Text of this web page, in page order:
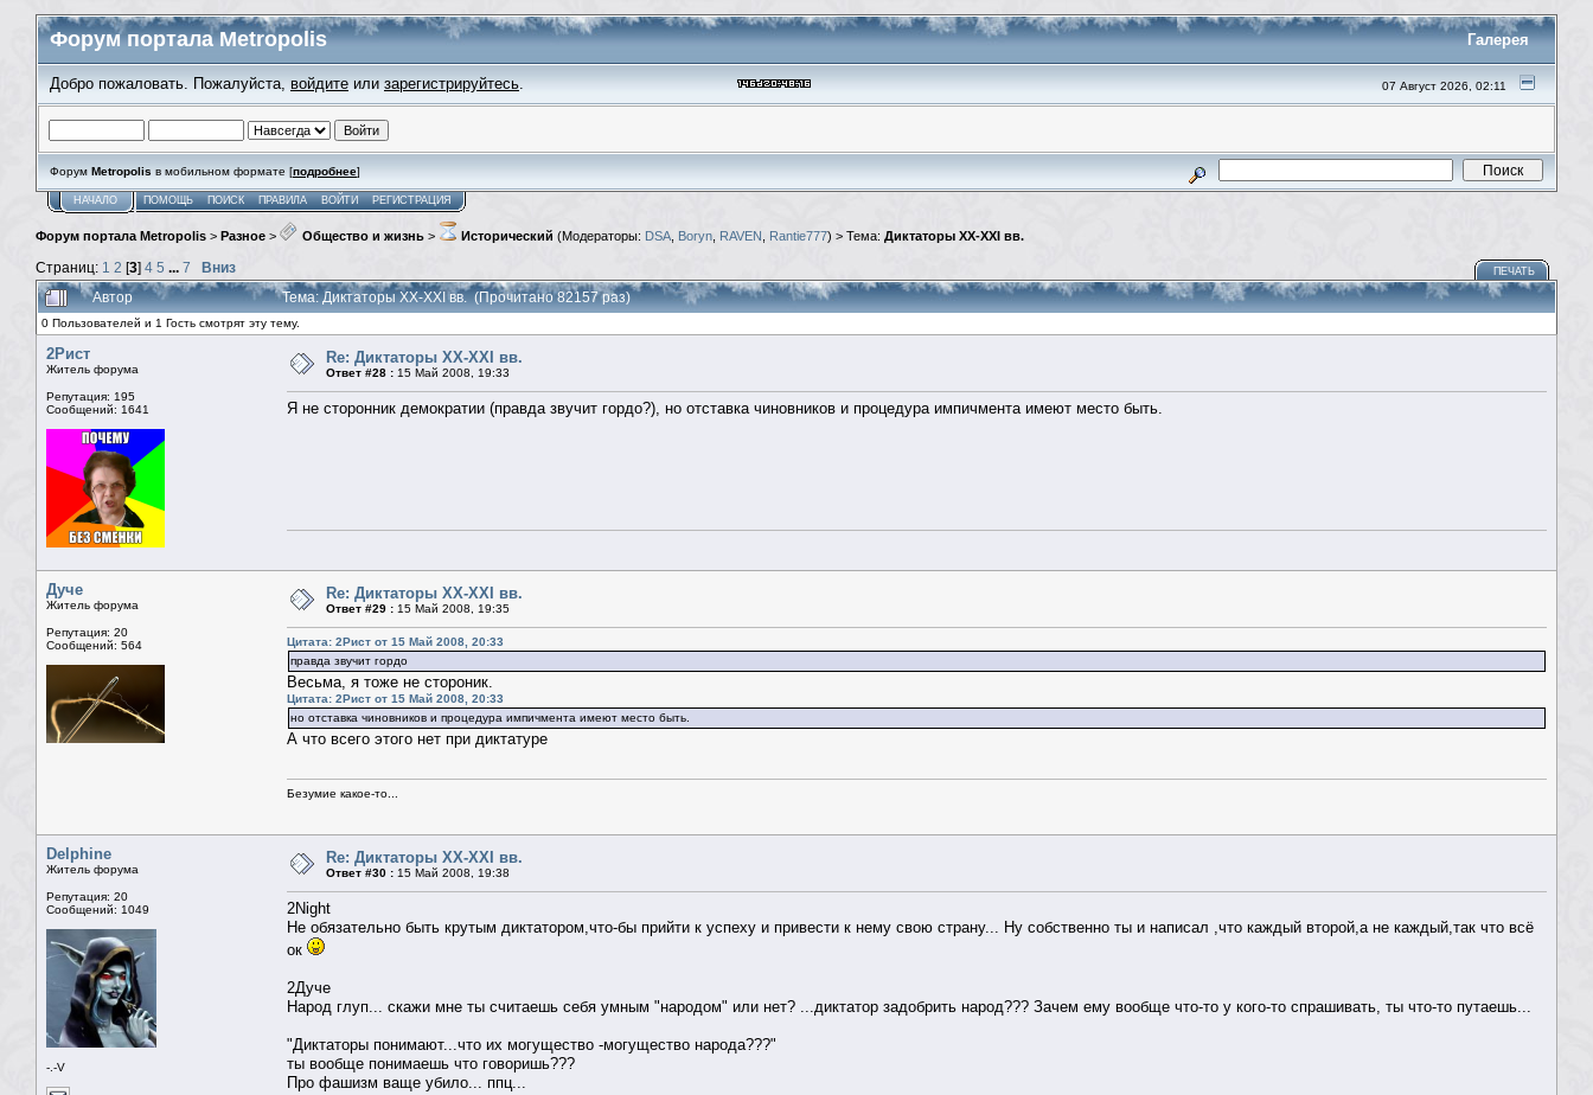
Форум портала Metropolis Галерея
Добро пожаловать. Пожалуйста, войдите или зарегистрируйтесь. 07 Август 2026, 02:11
Форум Metropolis в мобильном формате [подробнее]
НАЧАЛО ПОМОЩЬ ПОИСК ПРАВИЛА ВОЙТИ РЕГИСТРАЦИЯ
Форум портала Metropolis > Разное > Общество и жизнь > Исторический (Модераторы: DSA Boryn RAVEN Rantie777) > Тема: Диктаторы XX-XXI вв.
Страниц: 1 2 [3] 4 5 ... 7 Вниз ПЕЧАТЬ
Автор Тема: Диктаторы XX-XXI вв. (Прочитано 82157 раз)
0 Пользователей и 1 Гость смотрят эту тему.
2Рист
Житель форума
Репутация: 195
Сообщений: 1641
Re: Диктаторы XX-XXI вв.
Ответ #28 : 15 Май 2008, 19:33
Я не сторонник демократии (правда звучит гордо?), но отставка чиновников и процедура импичмента имеют место быть.
Дуче
Житель форума
Репутация: 20
Сообщений: 564
Re: Диктаторы XX-XXI вв.
Ответ #29 : 15 Май 2008, 19:35
Цитата: 2Рист от 15 Май 2008, 20:33
правда звучит гордо
Весьма, я тоже не стороник.
Цитата: 2Рист от 15 Май 2008, 20:33
но отставка чиновников и процедура импичмента имеют место быть.
А что всего этого нет при диктатуре
Безумие какое-то...
Delphine
Житель форума
Репутация: 20
Сообщений: 1049
-.-V
Re: Диктаторы XX-XXI вв.
Ответ #30 : 15 Май 2008, 19:38
2Night
Не обязательно быть крутым диктатором,что-бы прийти к успеху и привести к нему свою страну... Ну собственно ты и написал ,что каждый второй,а не каждый,так что всё
ок
2Дуче
Народ глуп... скажи мне ты считаешь себя умным "народом" или нет? ...диктатор задобрить народ??? Зачем ему вообще что-то у кого-то спрашивать, ты что-то путаешь...
"Диктаторы понимают...что их могущество -могущество народа???"
ты вообще понимаешь что говоришь???
Про фашизм ваще убило... ппц...